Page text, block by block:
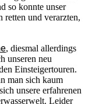
so konnte unser
retten und verarzten,
, diesmal allerdings
unseren neu
Einsteigertouren.
man sich kaum
unsere erfahrenen
Leider